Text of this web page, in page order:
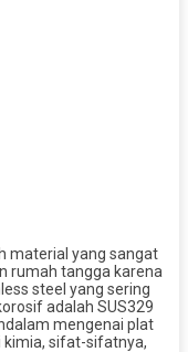
material yang sangat
rumah tangga karena
steel yang sering
adalah SUS329
mengenai plat
kimia, sifat-sifatnya,